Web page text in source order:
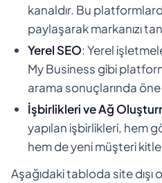
kanaldır. Bu
paylaşarak markanızı
Yerel SEO: Yerel
My Business gibi
arama sonuçlarında öne
İşbirlikleri ve Ağ
yapılan işbirlikleri, hem
hem de yeni müşteri
Aşağıdaki tabloda site